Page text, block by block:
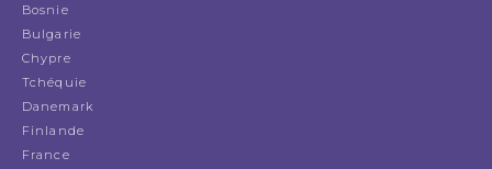
Bosnie
Bulgarie
Chypre
Tchéquie
Danemark
Finlande
France